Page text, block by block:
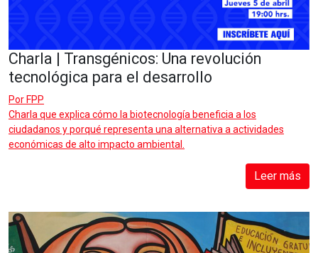
Charla | Transgénicos: Una revolución
tecnológica para el desarrollo
Por FPP
Charla que explica cómo la biotecnología beneficia a los
ciudadanos y porqué representa una alternativa a actividades
económicas de alto impacto ambiental.
Leer más